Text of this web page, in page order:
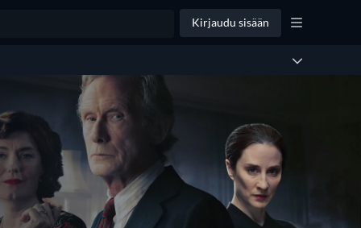
Kirjaudu sisään